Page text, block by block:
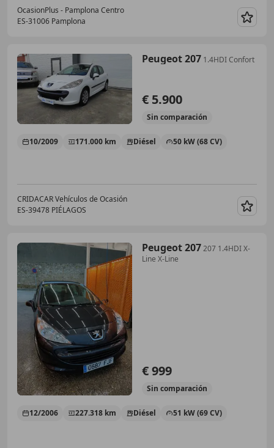
OcasionPlus - Pamplona Centro
ES-31006 Pamplona
Peugeot 207 1.4HDI Confort
€ 5.900
Sin comparación
10/2009 171.000 km Diésel 50 kW (68 CV)
CRIDACAR Vehículos de Ocasión
ES-39478 PIÉLAGOS
Peugeot 207207 1.4HDI X-
Line X-Line
€ 999
Sin comparación
12/2006 227.318 km Diésel 51 kW (69 CV)